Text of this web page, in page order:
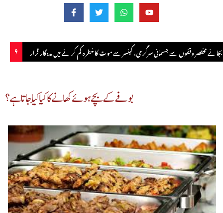
ڈویژن کے 4 حلقوں میں پولنگ جاری، سیکیورٹی کے سخت انتظامات
بوفے کے بچے ہوئے کھانے کا کیا کِیا جاتا ہے؟